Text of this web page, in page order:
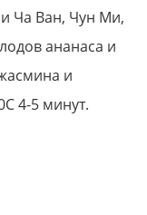
Ча Ван, Чун Ми,
ананаса и
и
4-5 минут.